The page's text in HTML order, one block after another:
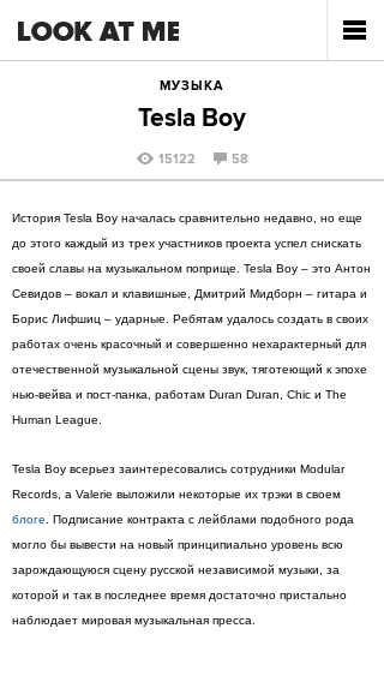
МУЗЫКА
Tesla Boy
15122 58
История Tesla Boy началась сравнительно недавно, но еще
до этого каждый из трех участников проекта успел снискать
своей славы на музыкальном поприще. Tesla Boy – это Антон
Севидов – вокал и клавишные, Дмитрий Мидборн – гитара и
Борис Лифшиц – ударные. Ребятам удалось создать в своих
работах очень красочный и совершенно нехарактерный для
отечественной музыкальной сцены звук, тяготеющий к эпохе
нью-вейва и пост-панка, работам Duran Duran, Chic и The
Human League.
Tesla Boy всерьез заинтересовались сотрудники Modular
Records, а Valerie выложили некоторые их трэки в своем
блоге . Подписание контракта с лейблами подобного рода
могло бы вывести на новый принципиально уровень всю
зарождающуюся сцену русской независимой музыки, за
которой и так в последнее время достаточно пристально
наблюдает мировая музыкальная пресса.